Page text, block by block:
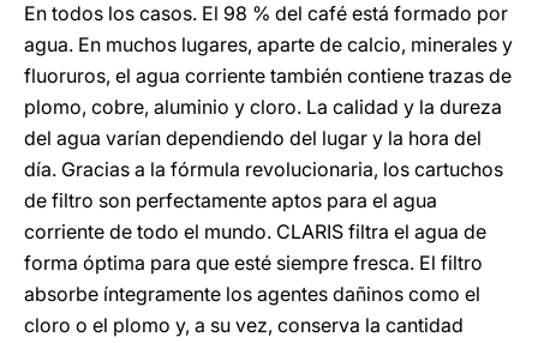
En todos los casos. El 98 % del café está formado por
agua. En muchos lugares, aparte de calcio, minerales y
fluoruros, el agua corriente también contiene trazas de
plomo, cobre, aluminio y cloro. La calidad y la dureza
del agua varían dependiendo del lugar y la hora del
día. Gracias a la fórmula revolucionaria, los cartuchos
de filtro son perfectamente aptos para el agua
corriente de todo el mundo. CLARIS filtra el agua de
forma óptima para que esté siempre fresca. El filtro
absorbe íntegramente los agentes dañinos como el
cloro o el plomo y, a su vez, conserva la cantidad